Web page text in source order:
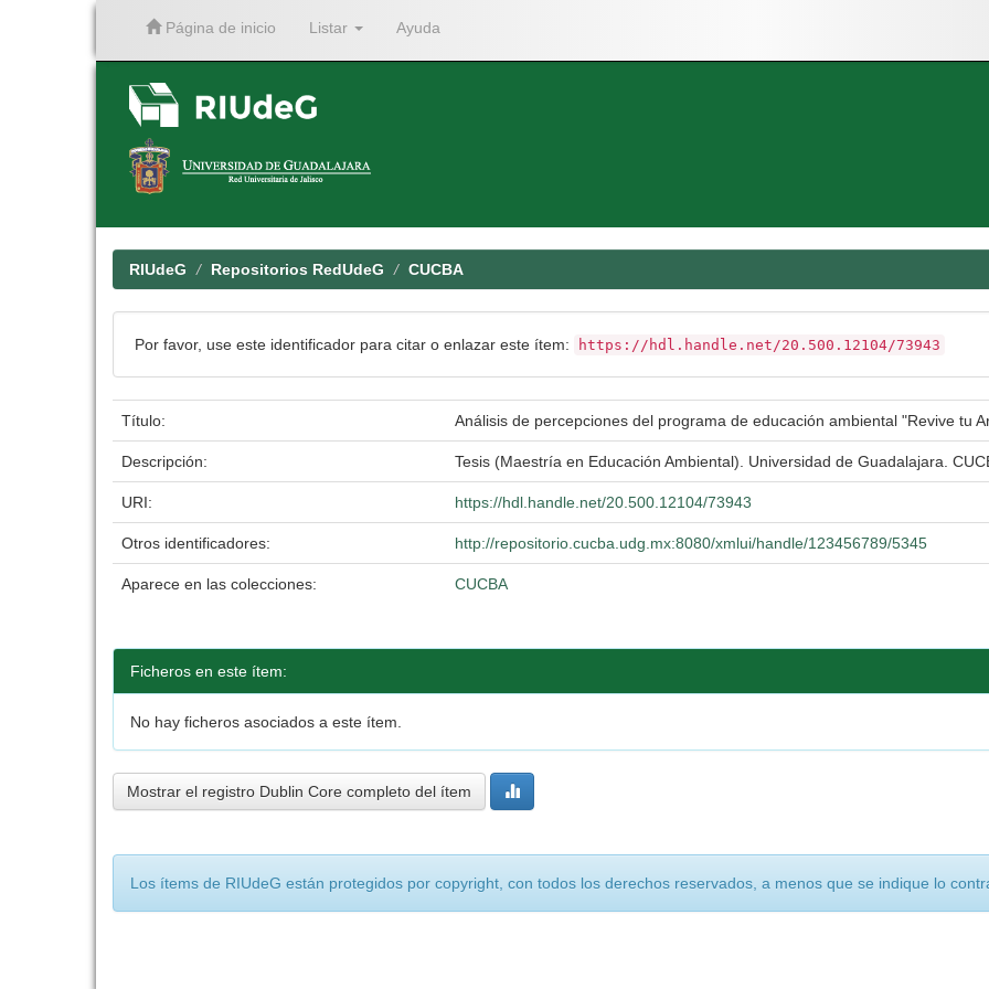
Página de inicio Listar Ayuda
RIUdeG Repositorios RedUdeG CUCBA
Por favor, use este identificador para citar o enlazar este ítem: https://hdl.handle.net/20.500.12104/73943
Título: Análisis de percepciones del programa de educación ambiental "Revive tu
Descripción: Tesis (Maestría en Educación Ambiental). Universidad de Guadalajara.
URI: https://hdl.handle.net/20.500.12104/73943
Otros identificadores: http://repositorio.cucba.udg.mx:8080/xmlui/handle/123456789/5345
Aparece en las colecciones: CUCBA
Ficheros en este ítem:
No hay ficheros asociados a este ítem.
Mostrar el registro Dublin Core completo del ítem
Los ítems de RIUdeG están protegidos por copyright, con todos los derechos reservados, a menos que se indique lo